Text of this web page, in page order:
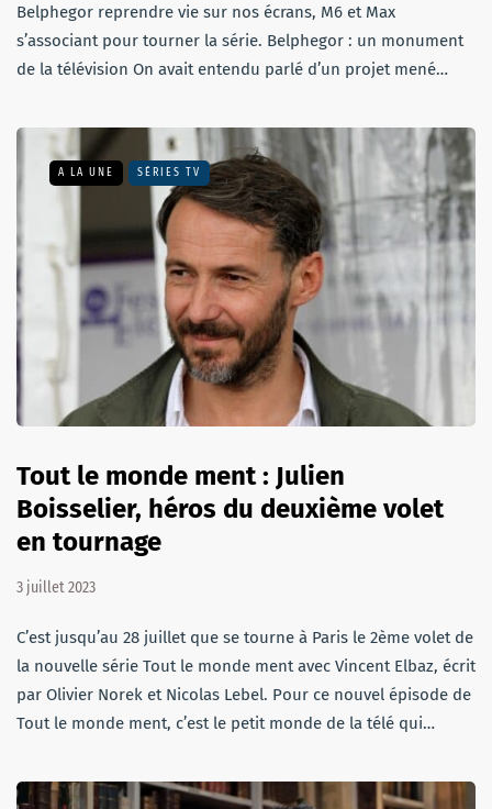
Belphegor reprendre vie sur nos écrans, M6 et Max
s’associant pour tourner la série. Belphegor : un monument
de la télévision On avait entendu parlé d’un projet mené…
A LA UNE SÉRIES TV
Tout le monde ment : Julien
Boisselier, héros du deuxième volet
en tournage
3 juillet 2023
C’est jusqu’au 28 juillet que se tourne à Paris le 2ème volet de
la nouvelle série Tout le monde ment avec Vincent Elbaz, écrit
par Olivier Norek et Nicolas Lebel. Pour ce nouvel épisode de
Tout le monde ment, c’est le petit monde de la télé qui…